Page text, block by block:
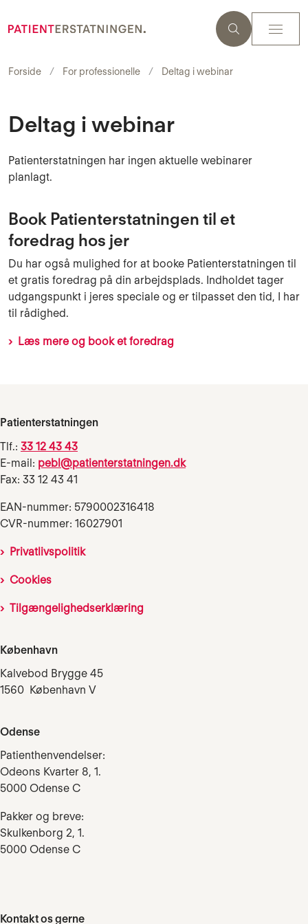
Forside For professionelle Deltag i webinar
Deltag i webinar
Patienterstatningen har ingen aktuelle webinarer
planlagt.
Book Patienterstatningen til et
foredrag hos jer
Du har også mulighed for at booke Patienterstatningen til
et gratis foredrag på din arbejdsplads. Indholdet tager
udgangspunkt i jeres speciale og er tilpasset den tid, I har
til rådighed.
Læs mere og book et foredrag
Patienterstatningen
Tlf.: 33 12 43 43
E-mail: pebl@patienterstatningen.dk
Fax: 33 12 43 41
EAN-nummer: 5790002316418
CVR-nummer: 16027901
Privatlivspolitik
Cookies
Tilgængelighedserklæring
København
Kalvebod Brygge 45
1560 København V
Odense
Patienthenvendelser:
Odeons Kvarter 8, 1.
5000 Odense C
Pakker og breve:
Skulkenborg 2, 1.
5000 Odense C
Kontakt os gerne